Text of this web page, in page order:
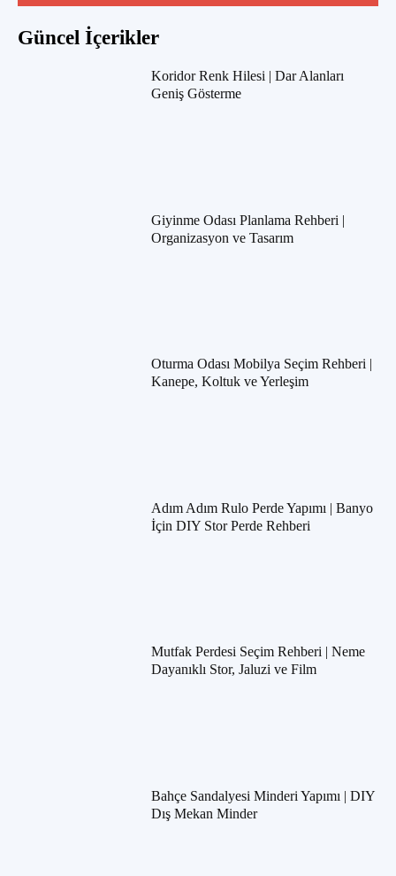
Güncel İçerikler
Koridor Renk Hilesi | Dar Alanları
Geniş Gösterme
Giyinme Odası Planlama Rehberi |
Organizasyon ve Tasarım
Oturma Odası Mobilya Seçim Rehberi |
Kanepe, Koltuk ve Yerleşim
Adım Adım Rulo Perde Yapımı | Banyo
İçin DIY Stor Perde Rehberi
Mutfak Perdesi Seçim Rehberi | Neme
Dayanıklı Stor, Jaluzi ve Film
Bahçe Sandalyesi Minderi Yapımı | DIY
Dış Mekan Minder